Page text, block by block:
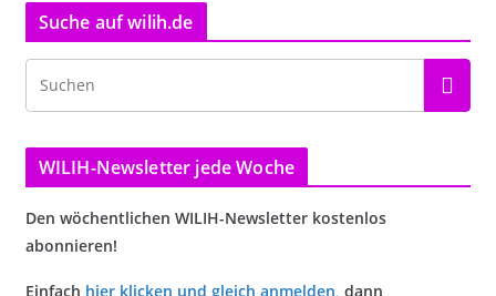
Suche auf wilih.de
WILIH-Newsletter jede Woche
Den wöchentlichen WILIH-Newsletter kostenlos
abonnieren!
Einfach hier klicken und gleich anmelden, dann